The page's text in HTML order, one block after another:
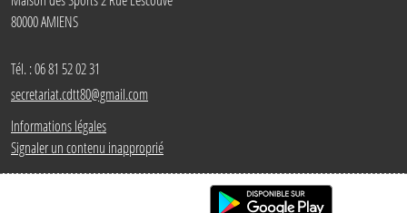
80000AMIENS
Tél. :06 81 52 02 31
secretariat.cdtt80@gmail.com
Informations légales
Signaler un contenu inapproprié